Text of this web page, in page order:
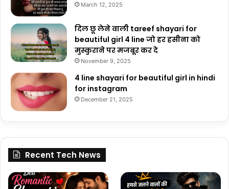
March 12, 2025
दिल छू लेने वाली tareef shayari for
beautiful girl 4 line जो हर हसीना को
मुस्कुराने पर मजबूर कर दे
November 9, 2025
4 line shayari for beautiful girl in hindi
for instagram
December 21, 2025
Recent Tech News